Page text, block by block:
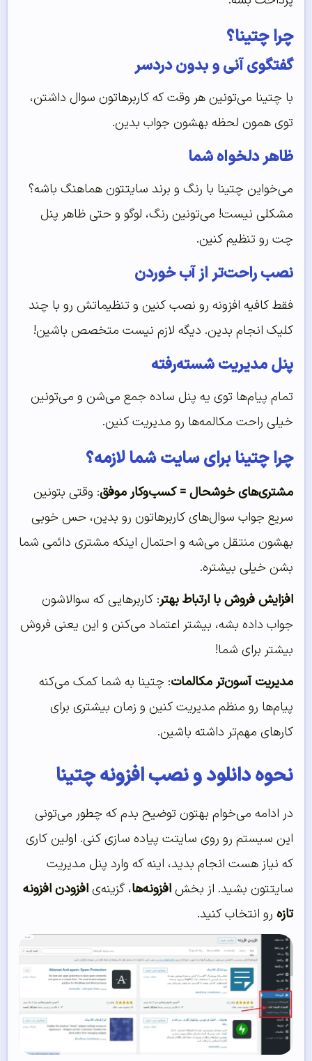
چرا چتینا؟
گفتگوی آنی و بدون دردسر
با چتینا می‌تونین هر وقت که کاربرهاتون سوال داشتن،
توی همون لحظه بهشون جواب بدین.
ظاهر دلخواه شما
می‌خواین چتینا با رنگ و برند سایتتون هماهنگ باشه؟
مشکلی نیست! می‌تونین رنگ، لوگو و حتی ظاهر پنل
چت رو تنظیم کنین.
نصب راحت‌تر از آب خوردن
فقط کافیه افزونه رو نصب کنین و تنظیماتش رو با چند
کلیک انجام بدین. دیگه لازم نیست متخصص باشین!
پنل مدیریت شسته‌رفته
تمام پیام‌ها توی یه پنل ساده جمع می‌شن و می‌تونین
خیلی راحت مکالمه‌ها رو مدیریت کنین.
چرا چتینا برای سایت شما لازمه؟
مشتری‌های خوشحال = کسب‌وکار موفق: وقتی بتونین
سریع جواب سوال‌های کاربرهاتون رو بدین، حس خوبی
بهشون منتقل می‌شه و احتمال اینکه مشتری دائمی شما
بشن خیلی بیشتره.
افزایش فروش با ارتباط بهتر: کاربرهایی که سوالاشون
جواب داده بشه، بیشتر اعتماد می‌کنن و این یعنی فروش
بیشتر برای شما!
مدیریت آسون‌تر مکالمات: چتینا به شما کمک می‌کنه
پیام‌ها رو منظم مدیریت کنین و زمان بیشتری برای
کارهای مهم‌تر داشته باشین.
نحوه دانلود و نصب افزونه چتینا
در ادامه می‌خوام بهتون توضیح بدم که چطور می‌تونی
این سیستم رو روی سایتت پیاده سازی کنی. اولین کاری
که نیاز هست انجام بدید، اینه که وارد پنل مدیریت
سایتتون بشید. از بخشافزونه‌ها، گزینه‌یافزودن افزونه
تازه رو انتخاب کنید.